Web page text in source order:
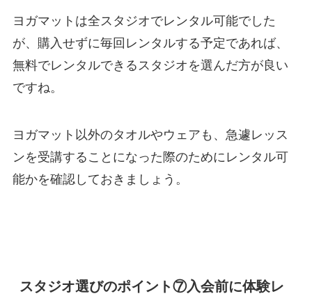
ヨガマットは全スタジオでレンタル可能でした
が、購入せずに毎回レンタルする予定であれば、
無料でレンタルできるスタジオを選んだ方が良い
ですね。
ヨガマット以外のタオルやウェアも、急遽レッス
ンを受講することになった際のためにレンタル可
能かを確認しておきましょう。
スタジオ選びのポイント⑦入会前に体験レ